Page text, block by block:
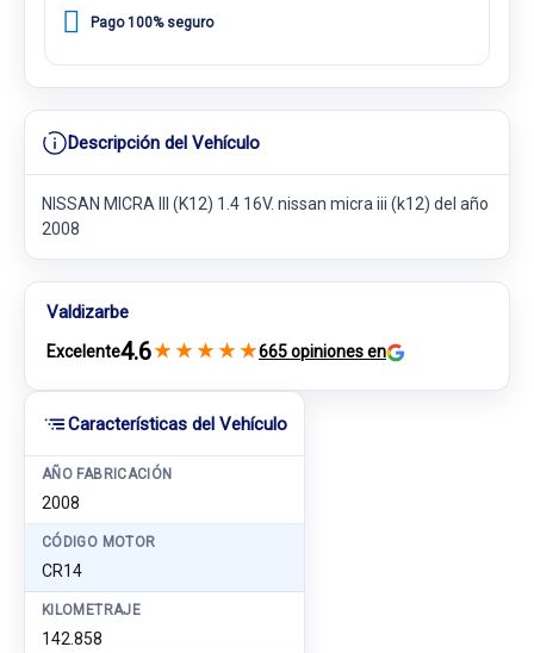
Características del Vehículo
AÑO FABRICACIÓN
2008
CÓDIGO MOTOR
CR14
KILOMETRAJE
142.858
Pago 100% seguro
Descripción del Vehículo
NISSAN MICRA III (K12) 1.4 16V. nissan micra iii (k12) del año
2008
Valdizarbe
Excelente4.6★ ★ ★ ★ ★665 opiniones en